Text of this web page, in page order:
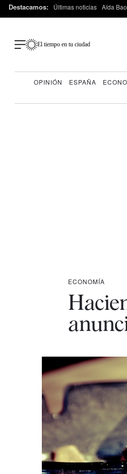
Destacamos: Últimas noticias Aída Bao
El tiempo en tu ciudad
OPINIÓN ESPAÑA
ECONOMÍA